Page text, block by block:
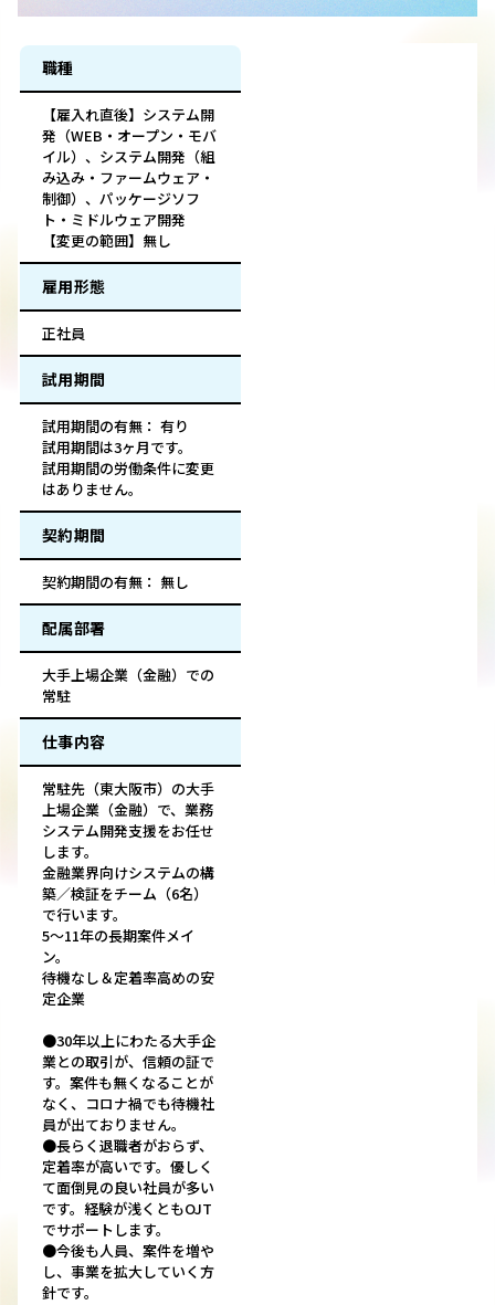
職種
【雇入れ直後】システム開
発（WEB・オープン・モバ
イル）、システム開発（組
み込み・ファームウェア・
制御）、パッケージソフ
ト・ミドルウェア開発
【変更の範囲】無し
雇用形態
正社員
試用期間
試用期間の有無： 有り
試用期間は3ヶ月です。
試用期間の労働条件に変更
はありません。
契約期間
契約期間の有無： 無し
配属部署
大手上場企業（金融）での
常駐
仕事内容
常駐先（東大阪市）の大手
上場企業（金融）で、業務
システム開発支援をお任せ
します。
金融業界向けシステムの構
築／検証をチーム（6名）
で行います。
5～11年の長期案件メイ
ン。
待機なし＆定着率高めの安
定企業
●30年以上にわたる大手企
業との取引が、信頼の証で
す。案件も無くなることが
なく、コロナ禍でも待機社
員が出ておりません。
●長らく退職者がおらず、
定着率が高いです。優しく
て面倒見の良い社員が多い
です。経験が浅くともOJT
でサポートします。
●今後も人員、案件を増や
し、事業を拡大していく方
針です。